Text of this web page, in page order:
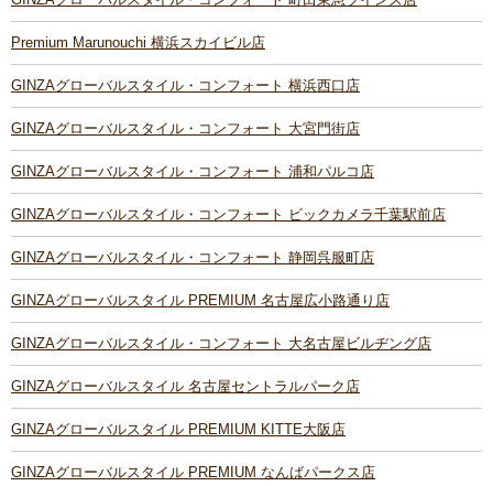
Premium Marunouchi 横浜スカイビル店
GINZAグローバルスタイル・コンフォート 横浜西口店
GINZAグローバルスタイル・コンフォート 大宮門街店
GINZAグローバルスタイル・コンフォート 浦和パルコ店
GINZAグローバルスタイル・コンフォート ビックカメラ千葉駅前店
GINZAグローバルスタイル・コンフォート 静岡呉服町店
GINZAグローバルスタイル PREMIUM 名古屋広小路通り店
GINZAグローバルスタイル・コンフォート 大名古屋ビルヂング店
GINZAグローバルスタイル 名古屋セントラルパーク店
GINZAグローバルスタイル PREMIUM KITTE大阪店
GINZAグローバルスタイル PREMIUM なんばパークス店